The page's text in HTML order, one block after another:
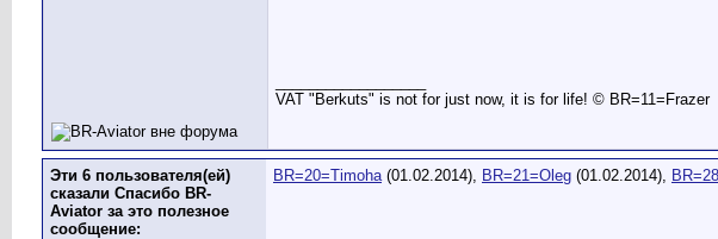
VAT "Berkuts" is not for just now, it is for life! © BR=11=Frazer
Эти 6 пользователя(ей)
сказали Спасибо BR-
Aviator за это полезное
сообщение:
BR=20=Timoha(01.02.2014), BR=21=Oleg (01.02.2014),